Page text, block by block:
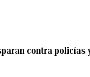
contra policías